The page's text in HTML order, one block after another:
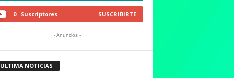
0 Suscriptores SUSCRIBIRTE
- Anuncios -
ULTIMA NOTICIAS